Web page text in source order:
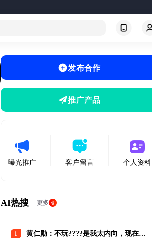
发布合作
推广产品
曝光推广 客户留言 个人资料
AI热搜 更多
1
黄仁勋：不玩????是我太内向，现在为